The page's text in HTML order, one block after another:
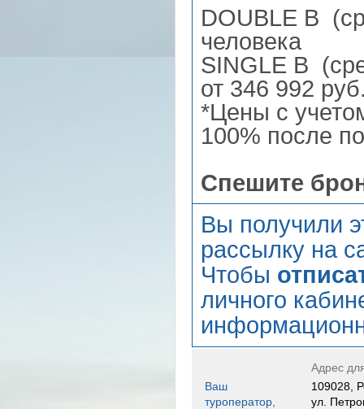
DOUBLE B
человека
SINGLE B
от 346 992
*Цены с
100% после
Спешите
Вы получили
рассылку на
Чтобы
личного
Адрес
Ваш
туроператор,
109028,
ул.